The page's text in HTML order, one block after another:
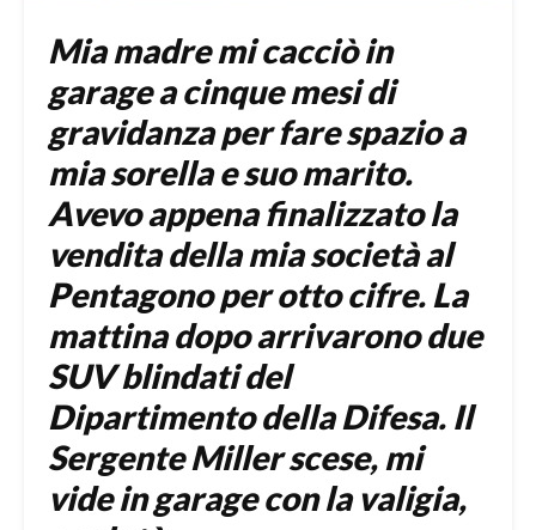
Mia madre mi cacciò in
garage a cinque mesi di
gravidanza per fare spazio a
mia sorella e suo marito.
Avevo appena finalizzato la
vendita della mia società al
Pentagono per otto cifre. La
mattina dopo arrivarono due
SUV blindati del
Dipartimento della Difesa. Il
Sergente Miller scese, mi
vide in garage con la valigia,